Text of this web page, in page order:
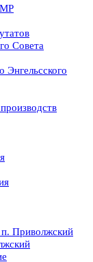
Совета
Энгельсского
Приволжский